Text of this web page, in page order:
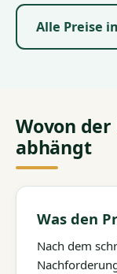
Alle Preise
Wovon
abhängt
Was den
Nach dem